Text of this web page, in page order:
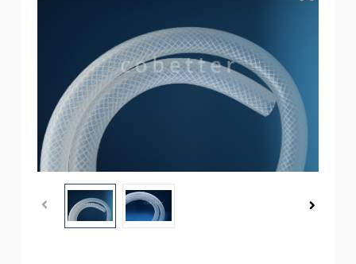
服务支持
公司新闻
关于我们
联系我们